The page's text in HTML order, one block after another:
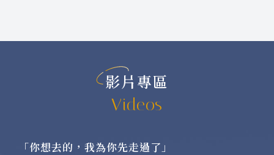
影片專區
Videos
「你想去的，我為你先走過了」